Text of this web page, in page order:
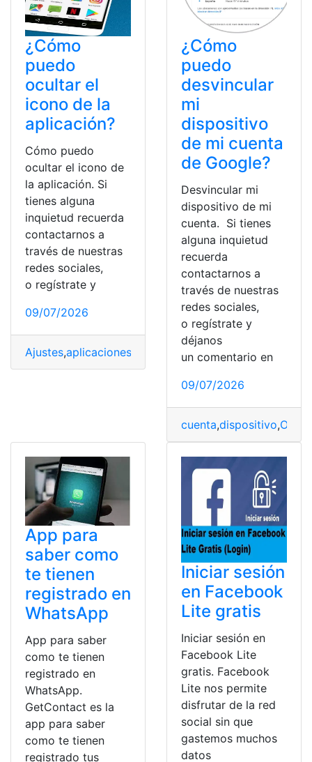
¿Cómo
puedo
ocultar el
icono de la
aplicación?
Cómo puedo
ocultar el icono de
la aplicación. Si
tienes alguna
inquietud recuerda
contactarnos a
través de nuestras
redes sociales,
o regístrate y
09/07/2026
Ajustes,aplicaciones Iconos,Pestañas,
¿Cómo
puedo
desvincular
mi
dispositivo
de mi cuenta
de Google?
Desvincular mi
dispositivo de mi
cuenta. Si tienes
alguna inquietud
recuerda
contactarnos a
través de nuestras
redes sociales,
o regístrate y
déjanos
un comentario en
09/07/2026
cuenta,dispositivo,
App para
saber como
te tienen
registrado en
WhatsApp
App para saber
como te tienen
registrado en
WhatsApp.
GetContact es la
app para saber
como te tienen
registrado tus
Iniciar sesión
en Facebook
Lite gratis
Iniciar sesión en
Facebook Lite
gratis. Facebook
Lite nos permite
disfrutar de la red
social sin que
gastemos muchos
datos